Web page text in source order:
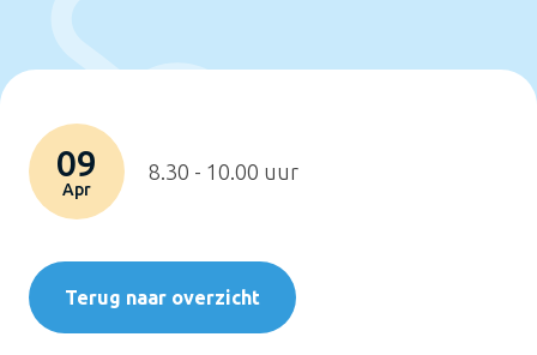
09
Apr
8.30 - 10.00 uur
Terug naar overzicht